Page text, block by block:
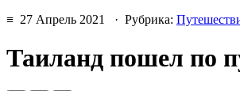
≡ 27 Апрель 2021 · Рубрика:
Таиланд пошел по